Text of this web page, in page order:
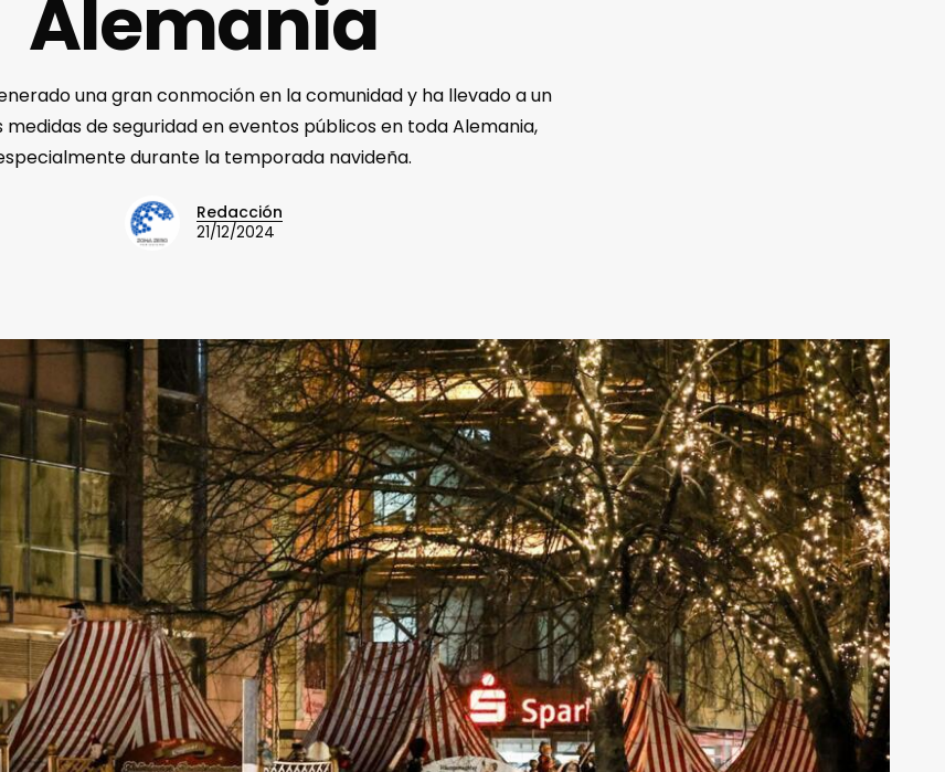
Alemania
una gran conmoción en la comunidad y ha llevado a un
de seguridad en eventos públicos en toda Alemania,
durante la temporada navideña.
Redacción
21/12/2024